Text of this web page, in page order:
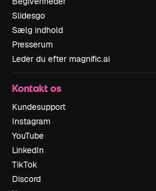
Slidesgo
Sælg indhold
Presserum
Leder du efter magnific.ai
Kontakt os
Kundesupport
Instagram
YouTube
LinkedIn
TikTok
Discord